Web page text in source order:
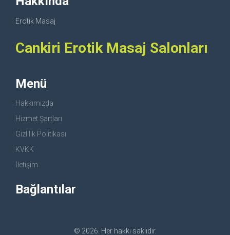
Erotik Masaj
Cankiri Erotik Masaj Salonları
Menü
Hakkımızda
Hizmet Şartları
Gizlilik Politikası
KVKK
İletişim
Bağlantılar
© 2026. Her hakkı saklıdır.